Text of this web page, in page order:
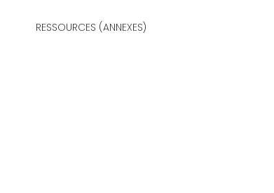
RESSOURCES (ANNEXES)